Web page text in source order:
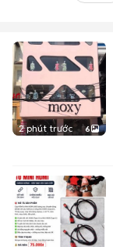
2 phút trước 6